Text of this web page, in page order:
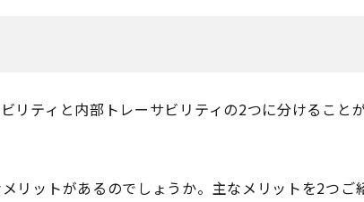
リティと内部トレーサビリティの2つに分けること
リットがあるのでしょうか。主なメリットを2つご